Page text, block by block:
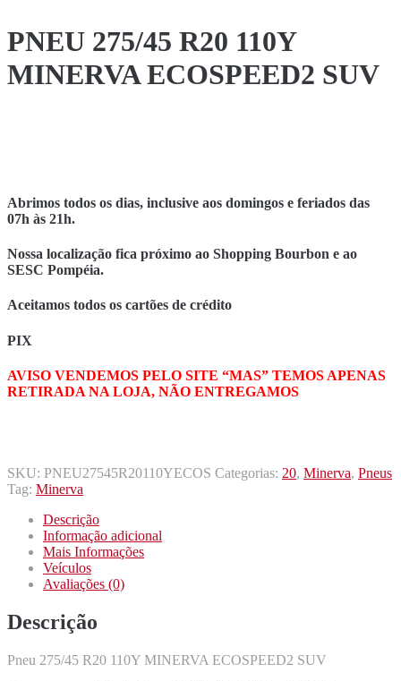
PNEU 275/45 R20 110Y
MINERVA ECOSPEED2 SUV
Abrimos todos os dias, inclusive aos domingos e feriados das
07h às 21h.
Nossa localização fica próximo ao Shopping Bourbon e ao
SESC Pompéia.
Aceitamos todos os cartões de crédito
PIX
AVISO VENDEMOS PELO SITE “MAS” TEMOS APENAS
RETIRADA NA LOJA, NÃO ENTREGAMOS
SKU: PNEU27545R20110YECOS Categorias: 20, Minerva, Pneus
Tag: Minerva
Descrição
Informação adicional
Mais Informações
Veículos
Avaliações (0)
Descrição
Pneu 275/45 R20 110Y MINERVA ECOSPEED2 SUV